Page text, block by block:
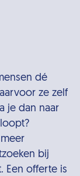
dé
ze zelf
je dan naar
bij
Een offerte is